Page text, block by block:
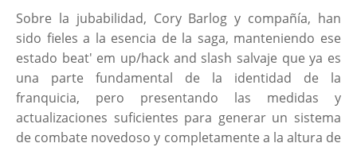
Sobre la jubabilidad, Cory Barlog y compañía, han
sido fieles a la esencia de la saga, manteniendo ese
estado beat' em up/hack and slash salvaje que ya es
una parte fundamental de la identidad de la
franquicia, pero presentando las medidas y
actualizaciones suficientes para generar un sistema
de combate novedoso y completamente a la altura de